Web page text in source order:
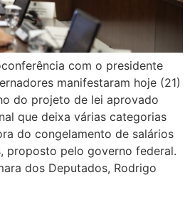
com o presidente
manifestaram hoje (21)
do projeto de lei aprovado
que deixa várias categorias
do congelamento de salários
proposto pelo governo federal.
dos Deputados, Rodrigo